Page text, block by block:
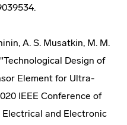
A. S. Musatkin, M. M.
Design of
Element for Ultra-
IEEE Conference of
Electrical and Electronic